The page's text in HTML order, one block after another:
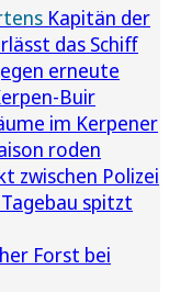
Kapitän der
das Schiff
erneute
Buir
im Kerpener
roden
zwischen Polizei
spitzt
Forst bei